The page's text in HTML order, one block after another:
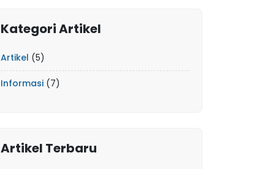
Kategori Artikel
Artikel (5)
Informasi (7)
Artikel Terbaru